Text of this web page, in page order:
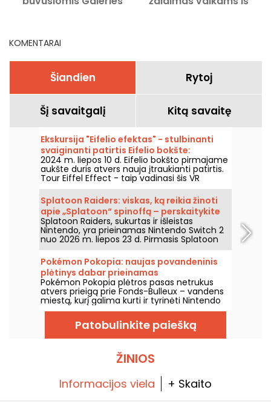
KOMENTARAI
Šiandien Rytoj
Šį savaitgalį Kitą savaitę
Ekskursija "Eifelio efektas" - stulbinanti
svaiginanti patirtis Eifelio bokšte:
nemokamas kuponas
2024 m. liepos 10 d. Eifelio bokšto pirmajame
aukšte duris atvers nauja įtraukianti patirtis.
Tour Eiffel Effect - taip vadinasi šis VR
komandinis žaidimas, kuriame dalyvausite
fantastiškame nuotykyje - atstatysite Eifelio
bokštą ir skraidysite aplink jį paskutinę,
kulminacinę akimirką. Gera žinia ta, kad
atidarymo dieną nuo liepos 10 iki 22 d.
visiems, turintiems bilietą pakilti į viršų, jis yra
nemokamas.
Splatoon Raiders: viskas, ką reikia žinoti
apie „Splatoon“ spinoffą – perskaitykite
mūsų nuomonę.
Splatoon Raiders, sukurtas ir išleistas
Nintendo, yra prieinamas Nintendo Switch 2
nuo 2026 m. liepos 23 d. Pirmasis Splatoon
franšizės spin-off’as žada originalų nuotykį
serijos pasaulyje. Išbandėme –
papasakosime jums!
Pokémon Pokopia: naujas povandeninis
plėtinys dabar prieinamas
Pokémon Pokopia plėtros pasas netrukus
atvers prieigą prie Fonds-Bulleux – vandens
miestą, kurį galima kurti ir tyrinėti Nintendo
Switch 2. Šioji pirmoji mokamo turinio banga
bus pasiekiama 2026 m. rugpjūčio 5 d., ji
įtrauks naujus Pokémonus, pastatus ir
povandenines mechanikas.
Patobulinkite paiešką
ŽINIOS
Informacijos viela + Skaito